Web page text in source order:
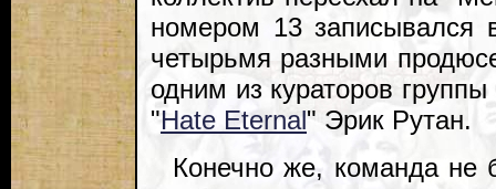
номером 13 записывался
четырьмя разными
одним из кураторов
"Hate Eternal" Эрик Рутан.
Конечно же, команда не